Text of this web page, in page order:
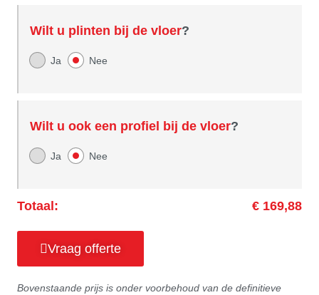
Wilt u plinten bij de vloer?
Ja Nee
Wilt u ook een profiel bij de vloer?
Ja Nee
Totaal: € 169,88
Vraag offerte
Bovenstaande prijs is onder voorbehoud van de definitieve